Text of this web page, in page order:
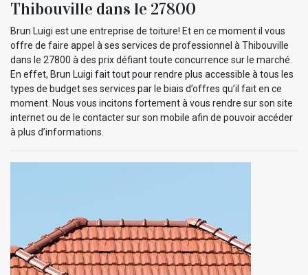
Thibouville dans le 27800
Brun Luigi est une entreprise de toiture! Et en ce moment il vous
offre de faire appel à ses services de professionnel à Thibouville
dans le 27800 à des prix défiant toute concurrence sur le marché.
En effet, Brun Luigi fait tout pour rendre plus accessible à tous les
types de budget ses services par le biais d’offres qu’il fait en ce
moment. Nous vous incitons fortement à vous rendre sur son site
internet ou de le contacter sur son mobile afin de pouvoir accéder
à plus d’informations.